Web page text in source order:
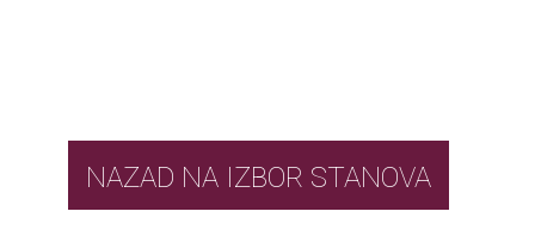
NAZAD NA IZBOR STANOVA